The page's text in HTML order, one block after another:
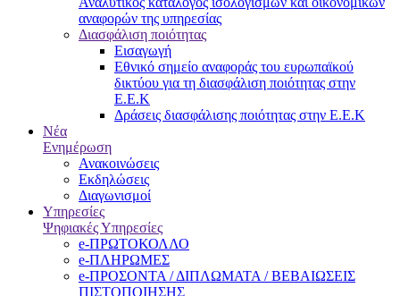
αναφορών της υπηρεσίας
Διασφάλιση ποιότητας
Εισαγωγή
Εθνικό σημείο αναφοράς του ευρωπαϊκού
δικτύου για τη διασφάλιση ποιότητας στην
Ε.Ε.Κ
Δράσεις διασφάλισης ποιότητας στην Ε.Ε.Κ
Νέα
Ενημέρωση
Ανακοινώσεις
Εκδηλώσεις
Διαγωνισμοί
Υπηρεσίες
Ψηφιακές Υπηρεσίες
e-ΠΡΩΤΟΚΟΛΛΟ
e-ΠΛΗΡΩΜΕΣ
e-ΠΡΟΣΟΝΤΑ / ΔΙΠΛΩΜΑΤΑ / ΒΕΒΑΙΩΣΕΙΣ
ΠΙΣΤΟΠΟΙΗΣΗΣ